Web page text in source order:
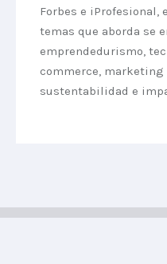
Forbes e iProfesional,
temas que aborda se
emprendedurismo,
commerce,
sustentabilidad e